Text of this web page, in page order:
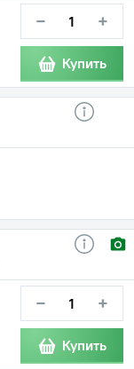
− +
Купить
− +
Купить